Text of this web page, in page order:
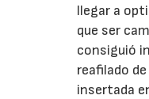
llegar a
que ser
consiguió
reafilado
insertada